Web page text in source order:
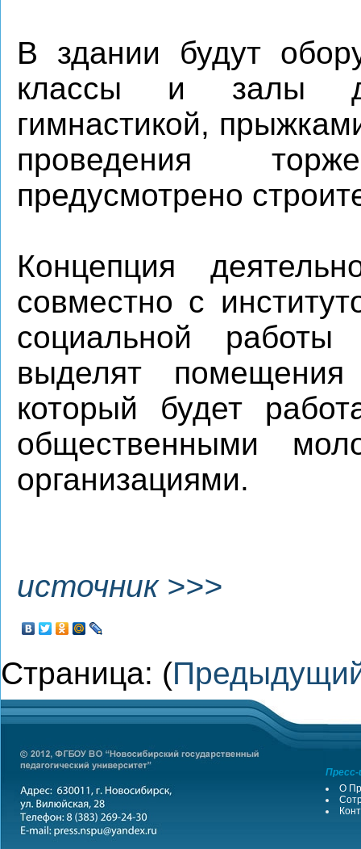
В здании будут
классы и залы
гимнастикой,
проведения
предусмотрено
Концепция
совместно с
социальной
выделят
который будет
общественными
организациями.
источник >>>
Страница: (
О